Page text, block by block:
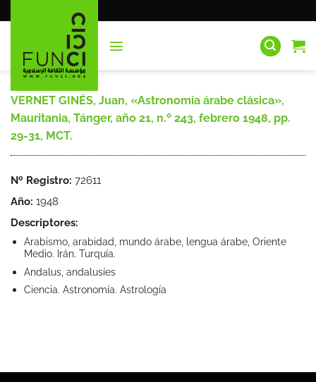
al
VERNET GINÉS, Juan, «Astronomía árabe clásica»,
Mauritania, Tánger, año 21, n.º 243, febrero 1948, pp.
29-31, MCT.
Nº Registro: 72611
Año: 1948
Descriptores:
Arabismo, arabidad, mundo árabe, lengua árabe, Oriente
Medio. Irán. Turquía.
Andalus, andalusíes
Ciencia. Astronomía. Astrología